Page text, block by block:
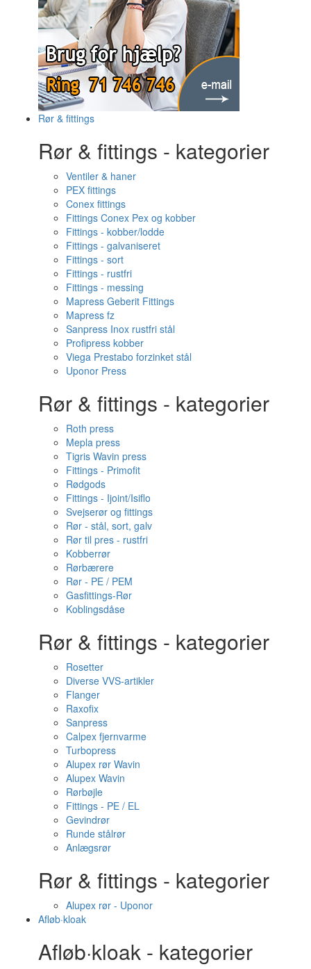
Rør & fittings
Rør & fittings - kategorier
Ventiler & haner
PEX fittings
Conex fittings
Fittings Conex Pex og kobber
Fittings - kobber/lodde
Fittings - galvaniseret
Fittings - sort
Fittings - rustfri
Fittings - messing
Mapress Geberit Fittings
Mapress fz
Sanpress Inox rustfri stål
Profipress kobber
Viega Prestabo forzinket stål
Uponor Press
Rør & fittings - kategorier
Roth press
Mepla press
Tigris Wavin press
Fittings - Primofit
Rødgods
Fittings - Ijoint/Isiflo
Svejserør og fittings
Rør - stål, sort, galv
Rør til pres - rustfri
Kobberrør
Rørbærere
Rør - PE / PEM
Gasfittings-Rør
Koblingsdåse
Rør & fittings - kategorier
Rosetter
Diverse VVS-artikler
Flanger
Raxofix
Sanpress
Calpex fjernvarme
Turbopress
Alupex rør Wavin
Alupex Wavin
Rørbøjle
Fittings - PE / EL
Gevindrør
Runde stålrør
Anlægsrør
Rør & fittings - kategorier
Alupex rør - Uponor
Afløb·kloak
Afløb·kloak - kategorier